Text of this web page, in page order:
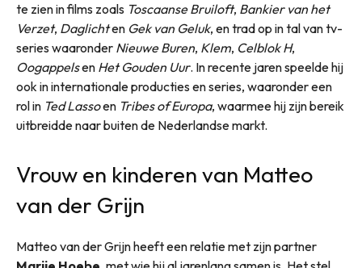
te zien in films zoals Toscaanse Bruiloft, Bankier van het
Verzet, Daglichten Gek van Geluk, en trad op in tal van tv-
series waaronder Nieuwe Buren, Klem, Celblok H,
Oogappelsen Het Gouden Uur. In recente jaren speelde hij
ook in internationale producties en series, waaronder een
rol in Ted Lassoen Tribes of Europa, waarmee hij zijn bereik
uitbreidde naar buiten de Nederlandse markt.
Vrouw en kinderen van Matteo
van der Grijn
Matteo van der Grijn heeft een relatie met zijn partner